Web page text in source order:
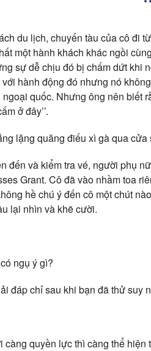
du lịch, chuyến tàu của cô đi
một hành khách khác ngồi
sự dễ chịu đó bị chấm dứt khi
hành động đó nhưng nó
quốc. Nhưng ông nên biết
ở đây’’.
lặng quăng điếu xì gà qua
đến và kiểm tra vé, người phụ
Grant. Cô đã vào nhầm toa
hề chú ý đến cô một chút
lại nhìn và khẽ cười.
ngụ ý gì?
đáp chỉ sau khi bạn đã thử suy
càng quyền lực thì càng thể